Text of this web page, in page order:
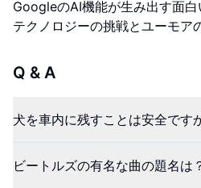
GoogleのAI機能が生み出す面
テクノロジーの挑戦とユーモア
Q & A
犬を車内に残すことは安全です
ビートルズの有名な曲の題名は